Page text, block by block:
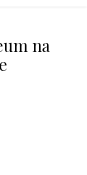
na